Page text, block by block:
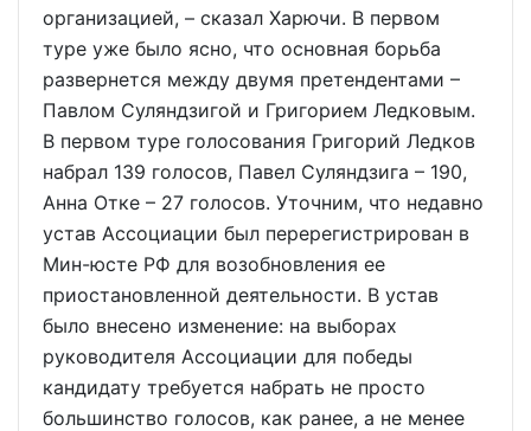
организацией, – сказал Харючи. В первом
туре уже было ясно, что основная борьба
развернется между двумя претендентами –
Павлом Суляндзигой и Григорием Ледковым.
В первом туре голосования Григорий Ледков
набрал 139 голосов, Павел Суляндзига – 190,
Анна Отке – 27 голосов. Уточним, что недавно
устав Ассоциации был перерегистрирован в
Мин-юсте РФ для возобновления ее
приостановленной деятельности. В устав
было внесено изменение: на выборах
руководителя Ассоциации для победы
кандидату требуется набрать не просто
большинство голосов, как ранее, а не менее